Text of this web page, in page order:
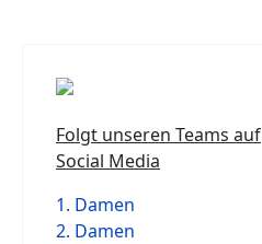
Folgt unseren Teams auf
Social Media
1. Damen
2. Damen